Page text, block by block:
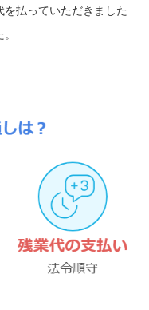
払っていただきました